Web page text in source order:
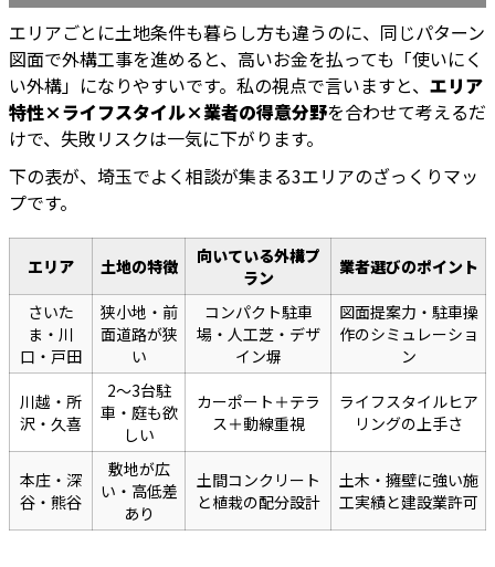
エリアごとに土地条件も暮らし方も違うのに、同じパターン
図面で外構工事を進めると、高いお金を払っても「使いにく
い外構」になりやすいです。私の視点で言いますと、 エリア
特性×ライフスタイル×業者の得意分野を合わせて考えるだ
けで、失敗リスクは一気に下がります。
下の表が、埼玉でよく相談が集まる3エリアのざっくりマッ
プです。
エリア 土地の特徴
向いている外構プ
ラン
業者選びのポイント
さいた
ま・川
口・戸田
狭小地・前
面道路が狭
い
コンパクト駐車
場・人工芝・デザ
イン塀
図面提案力・駐車操
作のシミュレーショ
ン
川越・所
沢・久喜
2〜3台駐
車・庭も欲
しい
カーポート＋テラ
ス＋動線重視
ライフスタイルヒア
リングの上手さ
本庄・深
谷・熊谷
敷地が広
い・高低差
あり
土間コンクリート
と植栽の配分設計
土木・擁壁に強い施
工実績と建設業許可